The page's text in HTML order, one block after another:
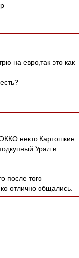
на евро,так это как
некто Картошкин.
Урал в
после того
отлично общались.